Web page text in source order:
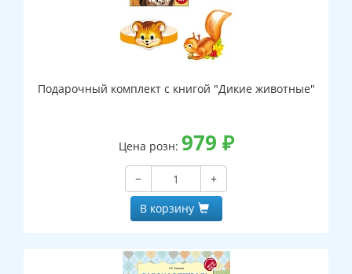
Подарочный комплект с книгой "Дикие животные"
Цена розн: 979 ₽
−
+
В корзину